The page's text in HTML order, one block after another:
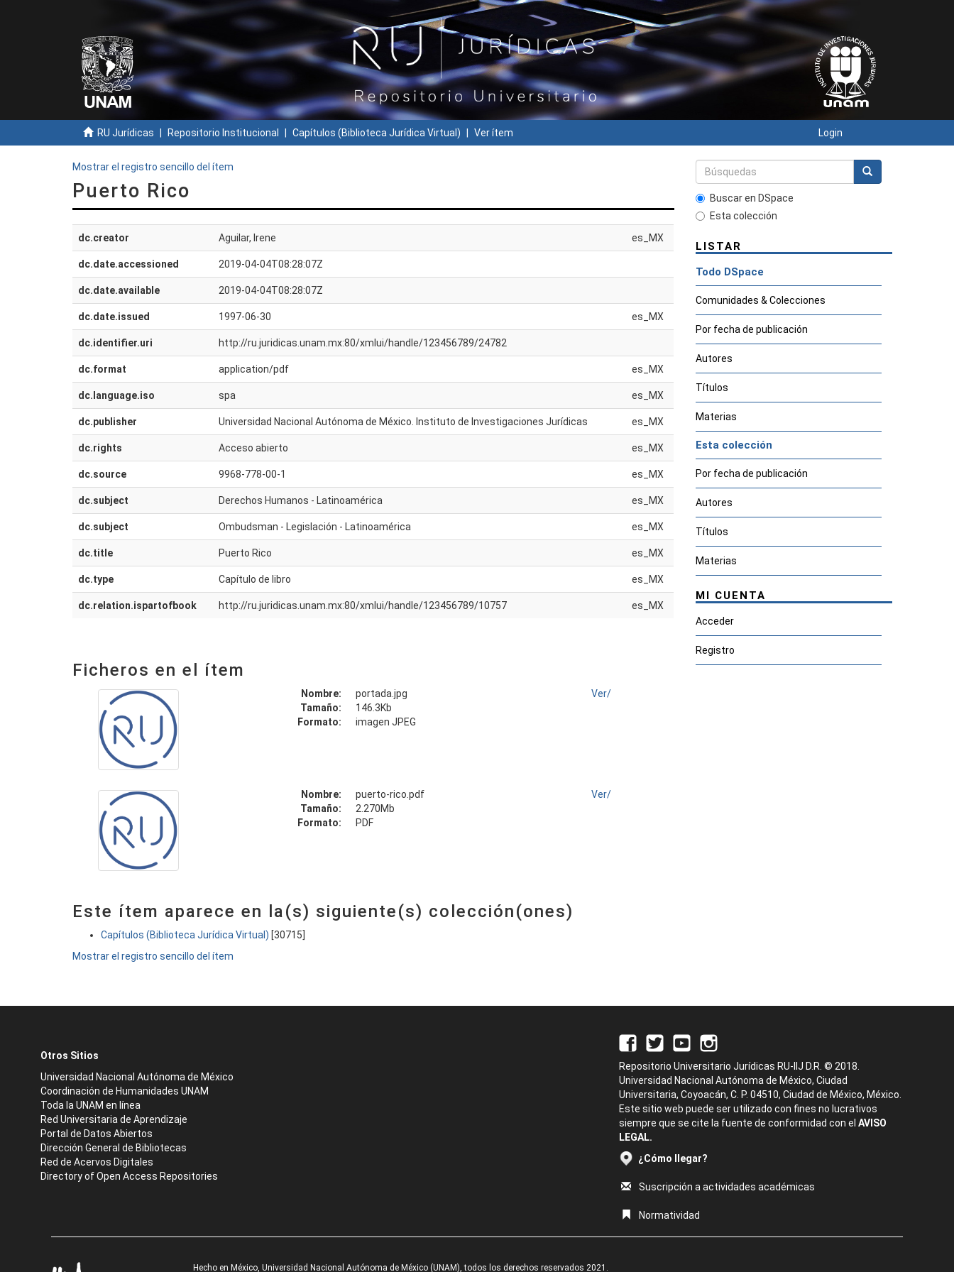
RU Jurídicas Repositorio Institucional Capítulos (Biblioteca Jurídica Virtual) Ver ítem Login
Mostrar el registro sencillo del ítem
Puerto Rico
dc.creator Aguilar, Irene es_MX
dc.date.accessioned 2019-04-04T08:28:07Z
dc.date.available 2019-04-04T08:28:07Z
dc.date.issued 1997-06-30 es_MX
dc.identifier.uri http://ru.juridicas.unam.mx:80/xmlui/handle/123456789/24782
dc.format application/pdf es_MX
dc.language.iso spa es_MX
dc.publisher Universidad Nacional Autónoma de México. Instituto de Investigaciones Jurídicas es_MX
dc.rights Acceso abierto es_MX
dc.source 9968-778-00-1 es_MX
dc.subject Derechos Humanos - Latinoamérica es_MX
dc.subject Ombudsman - Legislación - Latinoamérica es_MX
dc.title Puerto Rico es_MX
dc.type Capítulo de libro es_MX
dc.relation.ispartofbook http://ru.juridicas.unam.mx:80/xmlui/handle/123456789/10757 es_MX
Ficheros en el ítem
Nombre:
portada.jpg
Tamaño:
146.3Kb
Formato:
imagen JPEG
Ver/
Nombre:
puerto-rico.pdf
Tamaño:
2.270Mb
Formato:
PDF
Ver/
Este ítem aparece en la(s) siguiente(s) colección(ones)
Capítulos (Biblioteca Jurídica Virtual) [30715]
Mostrar el registro sencillo del ítem
Buscar en DSpace
Esta colección
LISTAR
Todo DSpace
Comunidades & Colecciones
Por fecha de publicación
Autores
Títulos
Materias
Esta colección
Por fecha de publicación
Autores
Títulos
Materias
MI CUENTA
Acceder
Registro
Otros Sitios
Universidad Nacional Autónoma de México
Coordinación de Humanidades UNAM
Toda la UNAM en línea
Red Universitaria de Aprendizaje
Portal de Datos Abiertos
Dirección General de Bibliotecas
Red de Acervos Digitales
Directory of Open Access Repositories
Repositorio Universitario Jurídicas RU-IIJ D.R. © 2018.
Universidad Nacional Autónoma de México, Ciudad
Universitaria, Coyoacán, C. P. 04510, Ciudad de México, México.
Este sitio web puede ser utilizado con fines no lucrativos
siempre que se cite la fuente de conformidad con el AVISO
LEGAL.
¿Cómo llegar?
Suscripción a actividades académicas
Normatividad
Hecho en México, Universidad Nacional Autónoma de México (UNAM), todos los derechos reservados 2021.